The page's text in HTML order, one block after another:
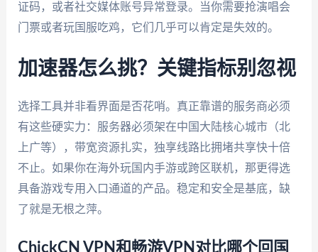
证码，或者社交媒体账号异常登录。当你需要抢演唱会
门票或者玩国服吃鸡，它们几乎可以肯定是失效的。
加速器怎么挑？关键指标别忽视
选择工具并非看界面是否花哨。真正靠谱的服务商必须
有这些硬实力：服务器必须架在中国大陆核心城市（北
上广等），带宽资源扎实，独享线路比拥堵共享快十倍
不止。如果你在海外玩国内手游或跨区联机，那更得选
具备游戏专用入口通道的产品。稳定和安全是基底，缺
了就是无根之萍。
ChickCN VPN和畅游VPN对比哪个回国